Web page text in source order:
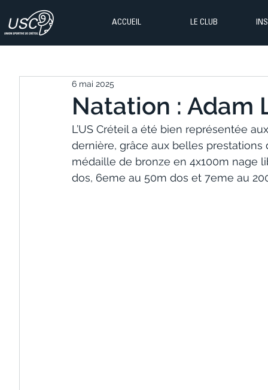
ACCUEIL LE CLUB
Natation : Adam
6 mai 2025
L’US Créteil a été bien représentée
dernière, grâce aux belles prestations
médaille de bronze en 4x100m nage
dos, 6eme au 50m dos et 7eme au